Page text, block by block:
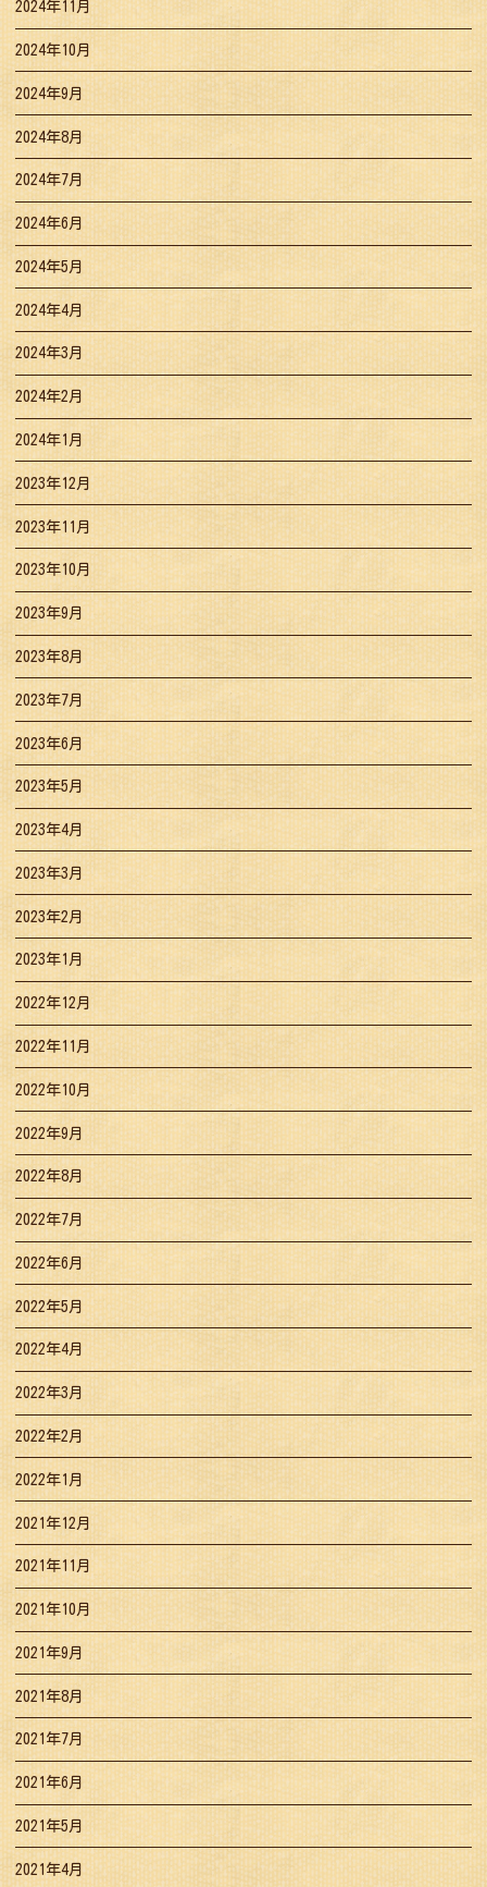
2024年11月
2024年10月
2024年9月
2024年8月
2024年7月
2024年6月
2024年5月
2024年4月
2024年3月
2024年2月
2024年1月
2023年12月
2023年11月
2023年10月
2023年9月
2023年8月
2023年7月
2023年6月
2023年5月
2023年4月
2023年3月
2023年2月
2023年1月
2022年12月
2022年11月
2022年10月
2022年9月
2022年8月
2022年7月
2022年6月
2022年5月
2022年4月
2022年3月
2022年2月
2022年1月
2021年12月
2021年11月
2021年10月
2021年9月
2021年8月
2021年7月
2021年6月
2021年5月
2021年4月